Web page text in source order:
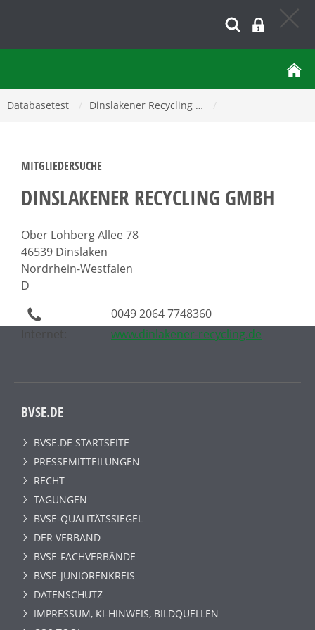
Databasetest Dinslakener Recycling …
MITGLIEDERSUCHE
DINSLAKENER RECYCLING GMBH
Ober Lohberg Allee 78
46539 Dinslaken
Nordrhein-Westfalen
D
0049 2064 7748360
www.dinlakener-recycling.de
BVSE.DE
BVSE.DE STARTSEITE
PRESSEMITTEILUNGEN
RECHT
TAGUNGEN
BVSE-QUALITÄTSSIEGEL
DER VERBAND
BVSE-FACHVERBÄNDE
BVSE-JUNIORENKREIS
DATENSCHUTZ
IMPRESSUM, KI-HINWEIS, BILDQUELLEN